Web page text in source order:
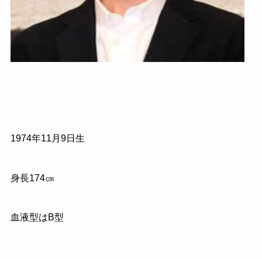
1974年11 月 9日生
身長174㎝
血液型はB型